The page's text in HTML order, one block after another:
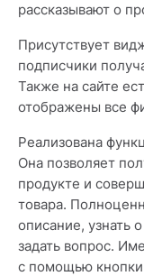
рассказывают о
Присутствует
подписчики
Также на сайте
отображены все
Реализована
Она позволяет
продукте и
товара.
описание, узнать
задать вопрос.
с помощью кнопки